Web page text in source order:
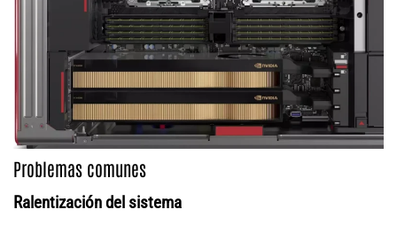
Problemas comunes
Ralentización del sistema